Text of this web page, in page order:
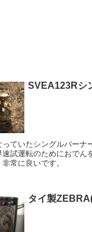
SVEA123Rシ
ていたシングルバーナ
試運転のためにおでん
常に良いです。
タイ製